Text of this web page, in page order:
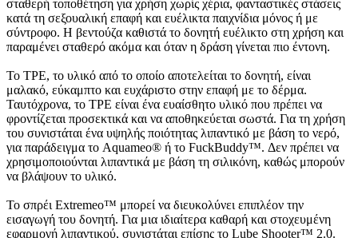
σταθερή τοποθέτηση για χρήση χωρίς χέρια, φανταστικές στάσεις
κατά τη σεξουαλική επαφή και ευέλικτα παιχνίδια μόνος ή με
σύντροφο. Η βεντούζα καθιστά το δονητή ευέλικτο στη χρήση και
παραμένει σταθερό ακόμα και όταν η δράση γίνεται πιο έντονη.
Το TPE, το υλικό από το οποίο αποτελείται το δονητή, είναι
μαλακό, εύκαμπτο και ευχάριστο στην επαφή με το δέρμα.
Ταυτόχρονα, το TPE είναι ένα ευαίσθητο υλικό που πρέπει να
φροντίζεται προσεκτικά και να αποθηκεύεται σωστά. Για τη χρήση
του συνιστάται ένα υψηλής ποιότητας λιπαντικό με βάση το νερό,
για παράδειγμα το Aquameo® ή το FuckBuddy™. Δεν πρέπει να
χρησιμοποιούνται λιπαντικά με βάση τη σιλικόνη, καθώς μπορούν
να βλάψουν το υλικό.
Το σπρέι Extremeo™ μπορεί να διευκολύνει επιπλέον την
εισαγωγή του δονητή. Για μια ιδιαίτερα καθαρή και στοχευμένη
εφαρμογή λιπαντικού, συνιστάται επίσης το Lube Shooter™ 2.0.